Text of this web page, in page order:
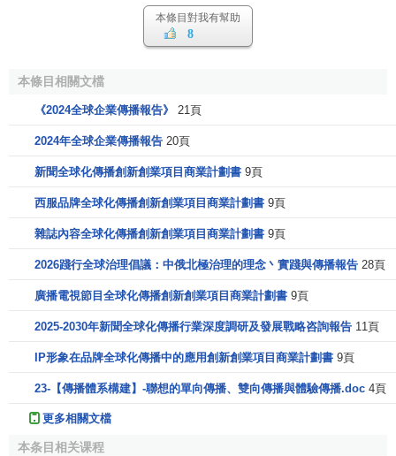
於本國和本民族，他們還必須作為“地球村
（5）全球傳播同樣具有很強的政治性，國際政治和
依然占據著核心地位。但與此同時，由於跨國界、
接觸、摩擦、碰撞和融合以及由此產生的世界影響等問題，
越來越占據重要的位置。
全球傳播的來源
對 “全球傳播”這一概念的普遍徵用直至今日；並且這一概念
往往與“全球化”緊密相連；幾乎所有使用這一概念的學者都會
成為可能”這一背景，以及在此背景下“全球傳播”帶來的影
響。
但此概念被徵用的方式基本可劃分為兩類：一類是未將
“全球傳播”從“國際傳播”中分離——或將之視為國際傳播中的
本條目對我有幫助
8
本條目相關文檔
《2024全球企業傳播報告》 21頁
2024年全球企業傳播報告 20頁
新聞全球化傳播創新創業項目商業計劃書 9頁
西服品牌全球化傳播創新創業項目商業計劃書 9頁
雜誌內容全球化傳播創新創業項目商業計劃書 9頁
2026踐行全球治理倡議：中俄北極治理的理念丶實踐與傳播報告 28頁
廣播電視節目全球化傳播創新創業項目商業計劃書 9頁
2025-2030年新聞全球化傳播行業深度調研及發展戰略咨詢報告 11頁
IP形象在品牌全球化傳播中的應用創新創業項目商業計劃書 9頁
23-【傳播體系構建】-聯想的單向傳播、雙向傳播與體驗傳播.doc 4頁
更多相關文檔
本条目相关课程